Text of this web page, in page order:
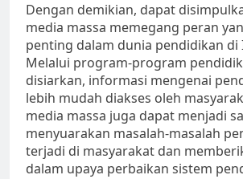
Dengan demikian, dapat
media massa memegang peran
penting dalam dunia pendidikan di
Melalui program-program
disiarkan, informasi mengenai
lebih mudah diakses oleh
media massa juga dapat menjadi
menyuarakan masalah-masalah
terjadi di masyarakat dan
dalam upaya perbaikan sistem